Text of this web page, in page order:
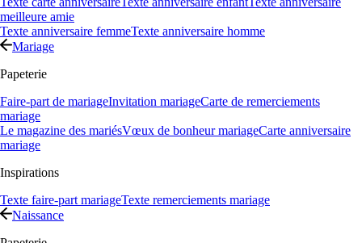
meilleure amie
Texte anniversaire femmeTexte anniversaire homme
Mariage
Papeterie
Faire-part de mariageInvitation mariageCarte de remerciements
mariage
Le magazine des mariésVœux de bonheur mariageCarte anniversaire
mariage
Inspirations
Texte faire-part mariageTexte remerciements mariage
Naissance